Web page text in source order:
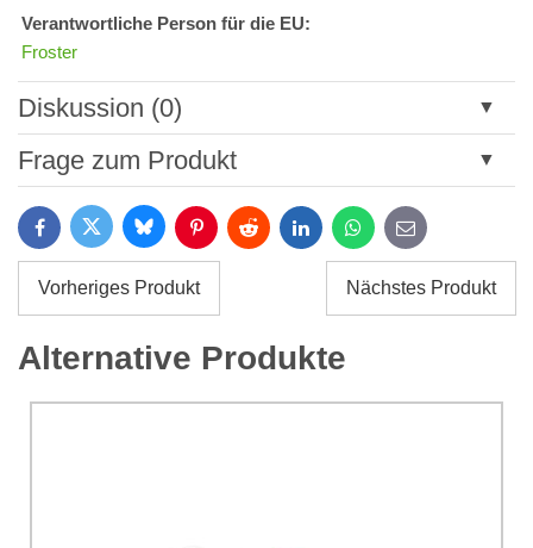
Verantwortliche Person für die EU:
Froster
Diskussion (0)
Neuer Kommentar
Titel:
Name:*
Frage zum Produkt
*
Ihre E-Mail:*
FacebookTwitter BlueskyPinterestReddit LinkedInWhatsApp
E-
mail
Vorheriges Produkt Nächstes Produkt
Alternative Produkte